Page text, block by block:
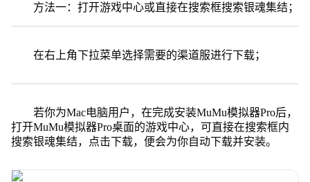
方法一：打开游戏中心或直接在搜索框搜索银魂集结；
在右上角下拉菜单选择需要的渠道服进行下载；
若你为Mac电脑用户，在完成安装MuMu模拟器Pro后，
打开MuMu模拟器Pro桌面的游戏中心，可直接在搜索框内
搜索银魂集结，点击下载，便会为你自动下载并安装。